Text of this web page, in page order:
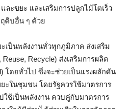
ะขยะ และเสริมการปลูกไม้โตเร็ว
ถุดิบอื่น ๆ ด้วย
เป็นพลังงานทั่วทุกภูมิภาค ส่งเสริม
Recycle) ส่งเสริมการผลิต
โดยทั่วไป ซึ่งจะช่วยเป็นแรงผลักดัน
ยะในชุมชน โดยรัฐควรใช้มาตรการ
ช้เป็นพลังงาน ควบคู่กับมาตรการ